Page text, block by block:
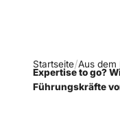
Startseite Aus dem
Expertise to go?
Führungskräfte